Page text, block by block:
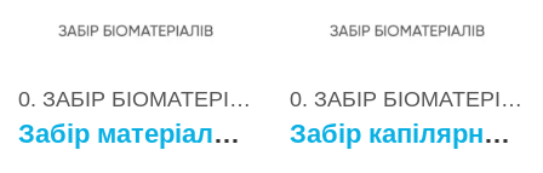
0. ЗАБІР БІОМАТЕРІАЛІВ
Забір матеріалу для бактеріологічних досліджень
0. ЗАБІР БІОМАТЕРІАЛІВ
Забір капілярної крові